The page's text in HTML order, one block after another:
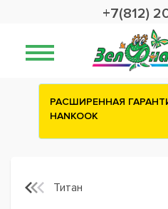
+7(812)
РАСШИРЕННАЯ
HANKOOK
Титан